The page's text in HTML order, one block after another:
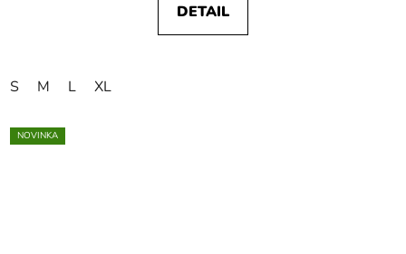
DETAIL
S M L XL
NOVINKA